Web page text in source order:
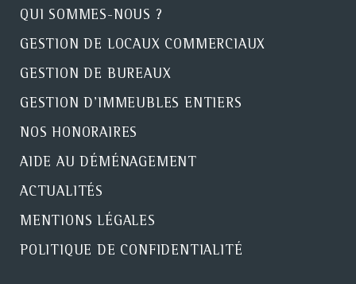
QUI SOMMES-NOUS ?
GESTION DE LOCAUX COMMERCIAUX
GESTION DE BUREAUX
GESTION D'IMMEUBLES ENTIERS
NOS HONORAIRES
AIDE AU DÉMÉNAGEMENT
ACTUALITÉS
MENTIONS LÉGALES
POLITIQUE DE CONFIDENTIALITÉ